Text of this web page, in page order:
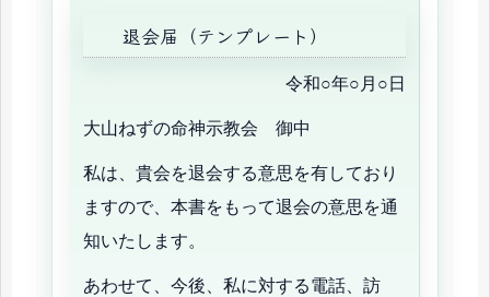
退会届（テンプレート）
令和○年○月○日
大山ねずの命神示教会 御中
私は、貴会を退会する意思を有しており
ますので、本書をもって退会の意思を通
知いたします。
あわせて、今後、私に対する電話、訪